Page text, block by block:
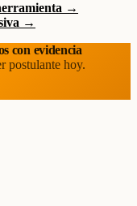
→
→
con evidencia
postulante hoy.